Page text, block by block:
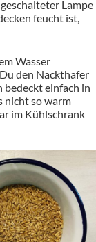
Lampe
feucht ist,
Wasser
den Nackthafer
bedeckt einfach in
nicht so warm
im Kühlschrank